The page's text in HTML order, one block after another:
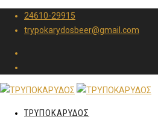
24610-29915
trypokarydosbeer@gmail.com
ΤΡΥΠΟΚΑΡΥΔΟΣ